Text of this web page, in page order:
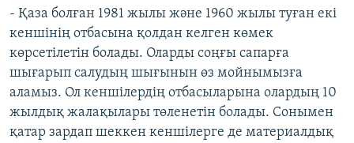
- Қаза болған 1981 жылы және 1960 жылы туған екі
кеншінің отбасына қолдан келген көмек
көрсетілетін болады. Оларды соңғы сапарға
шығарып салудың шығынын өз мойнымызға
аламыз. Ол кеншілердің отбасыларына олардың 10
жылдық жалақылары төленетін болады. Сонымен
қатар зардап шеккен кеншілерге де материалдық